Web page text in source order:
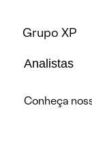
Grupo XP
Analistas
Conheça